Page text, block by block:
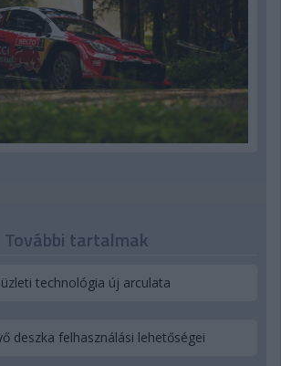
További tartalmak
technológia új arculata
deszka felhasználási lehetőségei